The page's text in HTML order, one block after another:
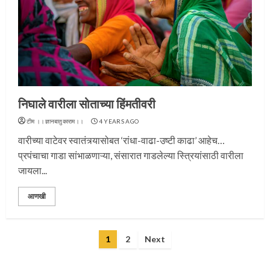
निघाले वारीला सोताच्या हिंमतीवरी
टीम ।।ज्ञानबातुकाराम।। 4 YEARS AGO
वारीच्या वाटेवर स्वातंत्र्यासोबत ‘रांधा-वाढा-उष्टी काढा’ आहेच…
प्रपंचाचा गाडा सांभाळणाऱ्या, संसारात गाडलेल्या स्त्रियांसाठी वारीला
जायला...
आणखी
1 2 Next
प्रस्थान सोहळ्यासाठी आळंदी सज्ज